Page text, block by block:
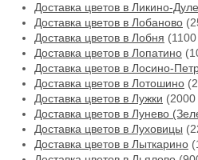
Доставка цветов в Ликино-
Доставка цветов в Лобаново
Доставка цветов в Лобня
Доставка цветов в Лопатино
Доставка цветов в Лосино-
Доставка цветов в Лотошино
Доставка цветов в Лужки (2000
Доставка цветов в Лунево
Доставка цветов в Луховицы
Доставка цветов в Лыткарино